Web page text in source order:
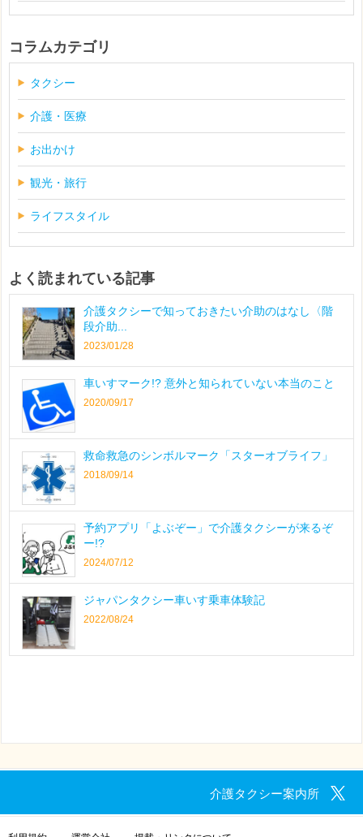
コラムカテゴリ
タクシー
介護・医療
お出かけ
観光・旅行
ライフスタイル
よく読まれている記事
介護タクシーで知っておきたい介助のはなし〈階
段介助...
2023/01/28
車いすマーク!? 意外と知られていない本当のこと
2020/09/17
救命救急のシンボルマーク「スターオブライフ」
2018/09/14
予約アプリ「よぶぞー」で介護タクシーが来るぞ
ー!?
2024/07/12
ジャパンタクシー車いす乗車体験記
2022/08/24
介護タクシー案内所